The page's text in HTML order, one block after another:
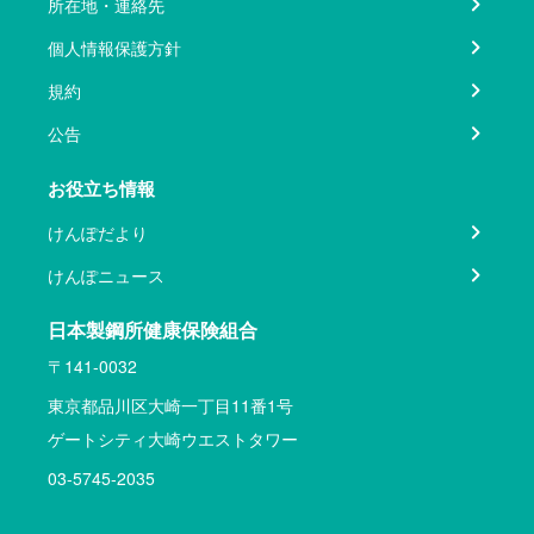
所在地・連絡先
個人情報保護方針
規約
公告
お役立ち情報
けんぽだより
けんぽニュース
日本製鋼所健康保険組合
〒141-0032
東京都品川区大崎一丁目11番1号
ゲートシティ大崎ウエストタワー
03-5745-2035